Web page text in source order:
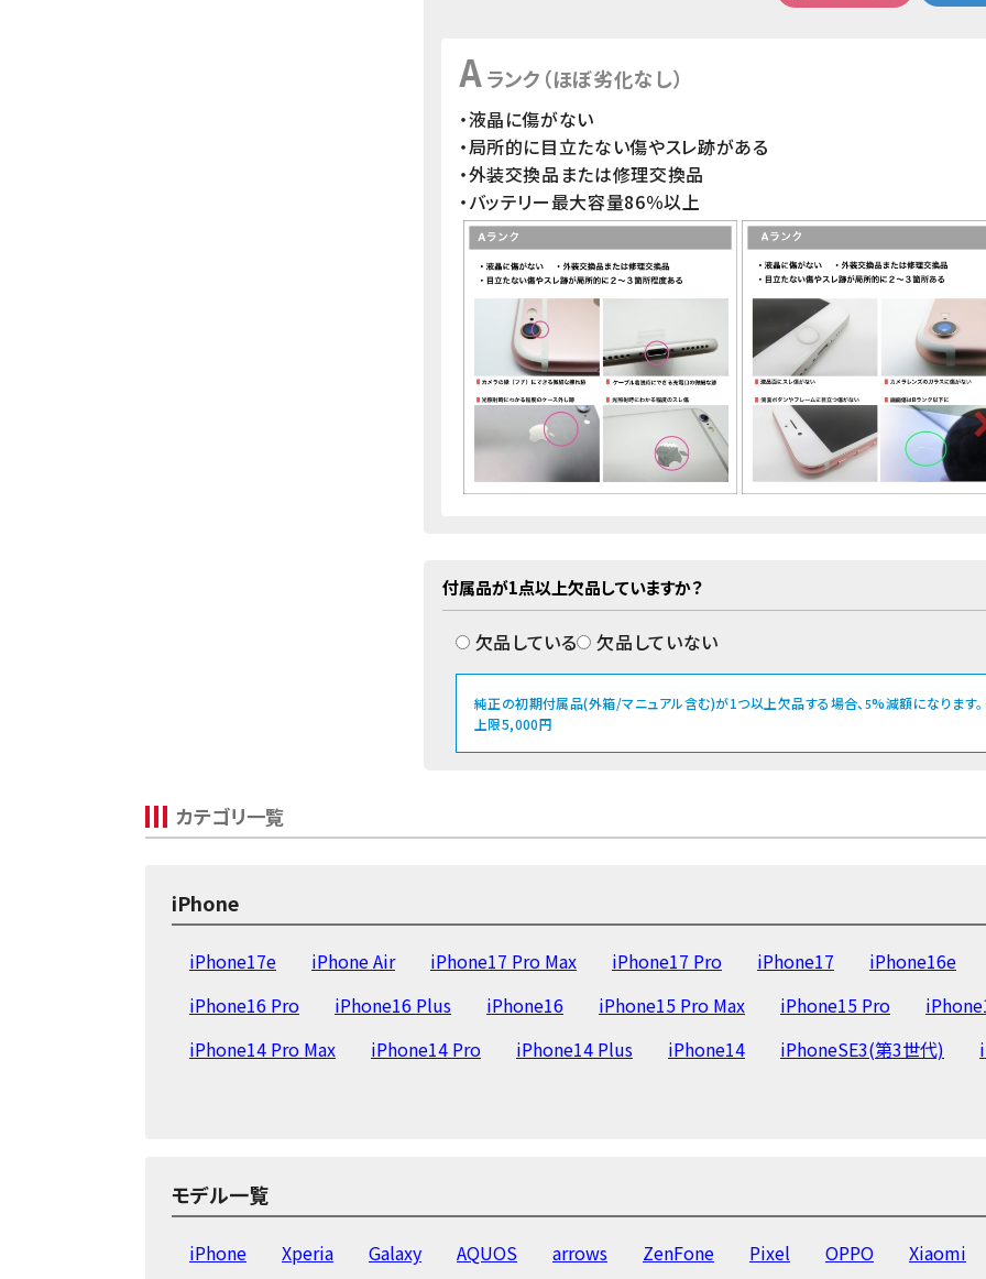
Aランク（ほぼ劣化なし）
・液晶に傷がない
・局所的に目立たない傷やスレ跡がある
・外装交換品または修理交換品
・バッテリー最大容量86％以上
付属品が1点以上欠品していますか？
欠品している 欠品していない
純正の初期付属品(外箱/マニュアル含む)が1つ以上欠品する場合、 5%減額になります
上限5,000円
カテゴリ一覧
iPhone
iPhone17e iPhone Air iPhone17 Pro Max iPhone17 Pro iPhone17
iPhone16e
iPhone16 Pro
iPhone16 Plus iPhone16 iPhone15 Pro Max iPhone15 Pro
iPhone14 Pro Max
iPhone14 Pro iPhone14 Plus iPhone14 iPhoneSE3(第3世代)
iPhoneX
iPhoneSE
iPhone5s iPhone5c iPhone5
モデル一覧
iPhone Xperia Galaxy AQUOS arrows ZenFone Pixel OPPO
Xiaomi